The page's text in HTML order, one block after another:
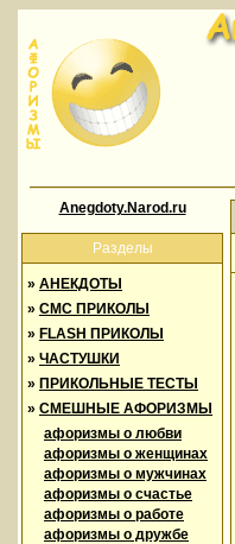
Anegdoty.Narod.ru
Разделы
» АНЕКДОТЫ
» СМС ПРИКОЛЫ
» FLASH ПРИКОЛЫ
» ЧАСТУШКИ
» ПРИКОЛЬНЫЕ ТЕСТЫ
» СМЕШНЫЕ АФОРИЗМЫ
афоризмы о любви
афоризмы о женщинах
афоризмы о мужчинах
афоризмы о счастье
афоризмы о работе
афоризмы о дружбе